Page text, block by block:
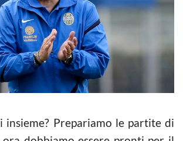
insieme? Prepariamo le partite di